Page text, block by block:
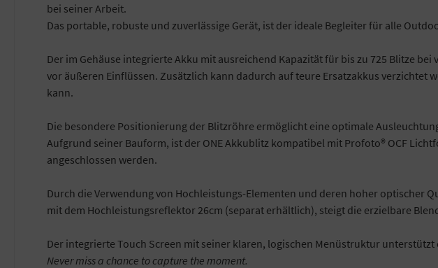
bei seiner Arbeit.
Das portable, robuste und zuverlässige Gerät, ist der ideale Begleiter für alle
Der im Gehäuse integrierte Akku mit ausreichend Kapazität für bis zu 725 Blitze
vor äußeren Einflüssen. Zusätzlich kann dadurch auf teure Ersatzakkus verzichtet
kann.
Die besondere Positionierung der Blitzröhre ermöglicht eine optimale
Aufgrund seiner Bauform, ist der ONE Akkublitz kompatibel mit Profoto® OCF
angeschlossen werden.
Durch die Verwendung von Hochleistungs-Elementen und deren hoher optischer
mit dem Hochleistungsreflektor 26cm (separat erhältlich), steigt die erzielbare
Der integrierte Touch Screen mit seiner klaren, logischen Menüstruktur
Never miss a chance to capture the moment.